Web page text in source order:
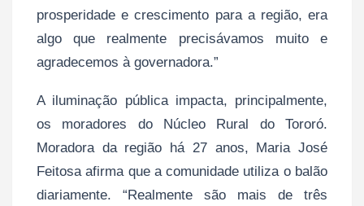
prosperidade e crescimento para a região, era
algo que realmente precisávamos muito e
agradecemos à governadora.”
A iluminação pública impacta, principalmente,
os moradores do Núcleo Rural do Tororó.
Moradora da região há 27 anos, Maria José
Feitosa afirma que a comunidade utiliza o balão
diariamente. “Realmente são mais de três